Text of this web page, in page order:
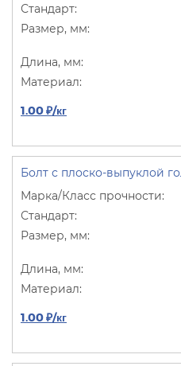
1.00 ₽/кг
Болт с плоско-выпуклой
1.00 ₽/кг